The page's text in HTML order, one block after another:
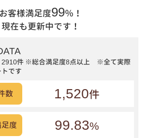
お客様満足度99％！
現在も更新中です！
件 ※総合満足度8点以上 ※全て実際
です
数 1,520件
度 99.83%